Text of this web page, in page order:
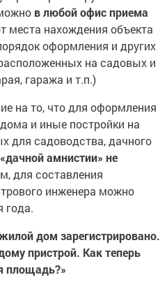
в любой офис приема
места нахождения объекта
оформления и других
на садовых и
гаража и т.п.)
на то, что для оформления
и иные постройки на
для садоводства, дачного
амнистии» не
для составления
инженера можно
года.
дом зарегистрировано.
пристрой. Как теперь
площадь?»